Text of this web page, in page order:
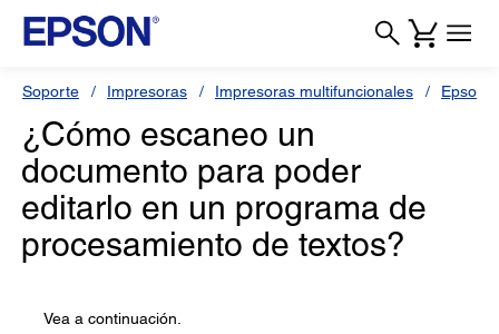
Soporte Impresoras Impresoras multifuncionales Epson
¿Cómo escaneo un
documento para poder
editarlo en un programa de
procesamiento de textos?
Vea a continuación.